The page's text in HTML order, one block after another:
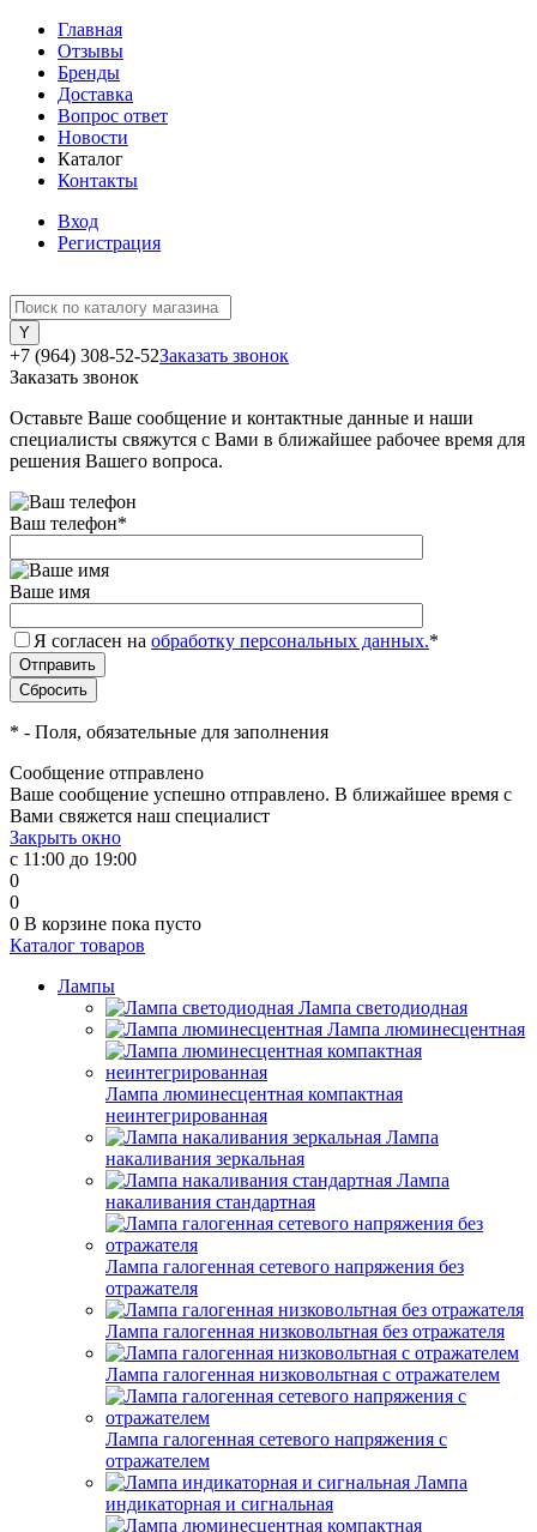
Главная
Отзывы
Бренды
Доставка
Вопрос ответ
Новости
Каталог
Контакты
Вход
Регистрация
+7 (964) 308-52-52Заказать звонок
Заказать звонок
Оставьте Ваше сообщение и контактные данные и наши
специалисты свяжутся с Вами в ближайшее рабочее время для
решения Вашего вопроса.
Ваш телефон*
Ваше имя
Я согласен на обработку персональных данных.*
* - Поля, обязательные для заполнения
Сообщение отправлено
Ваше сообщение успешно отправлено. В ближайшее время с
Вами свяжется наш специалист
Закрыть окно
с 11:00 до 19:00
0
0
0 В корзине пока пусто
Каталог товаров
Лампы
Лампа светодиодная
Лампа люминесцентная
Лампа люминесцентная компактная
неинтегрированная
Лампа
накаливания зеркальная
Лампа
накаливания стандартная
Лампа галогенная сетевого напряжения без
отражателя
Лампа галогенная низковольтная без отражателя
Лампа галогенная низковольтная с отражателем
Лампа галогенная сетевого напряжения с
отражателем
Лампа
индикаторная и сигнальная